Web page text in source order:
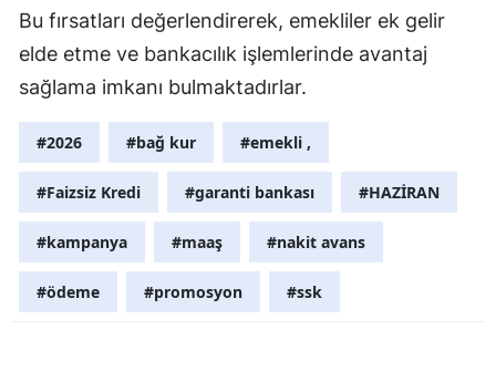
Kilis
Osmaniye
Bu fırsatları değerlendirerek, emekliler ek gelir
elde etme ve bankacılık işlemlerinde avantaj
sağlama imkanı bulmaktadırlar.
#2026 #bağ kur #emekli ,
#Faizsiz Kredi #garanti bankası #HAZİRAN
#kampanya #maaş #nakit avans
#ödeme #promosyon #ssk